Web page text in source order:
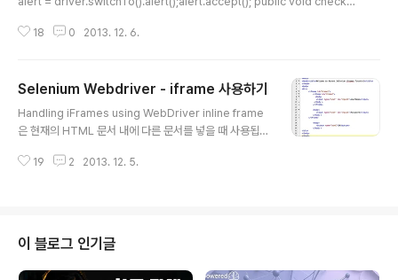
ait.until(ExpectedConditions.alertIsPresent()); Alert alert = driver.
o..
18 0 2013. 12. 6.
Selenium Webdriver - iframe 사용하기
Handling iFrames using WebDriver inline frame
은 현재의 HTML 문서 내에 다른 문서를 넣을 때 사용됩니
죠. iframe은 별도로 DOM을 가지고 있습니다. iframe을
깥쪽의 iframe 을 지나가야 되고 또 그 안쪽의 iframe 안
에도 body가 있습니다.그리고 나서 다시 안쪽의 iframe
은 을 나와서 바깥쪽 iframe 까지 나오면 이제 OK 버튼을
19 2 2013. 12. 5.
이 블로그 인기글